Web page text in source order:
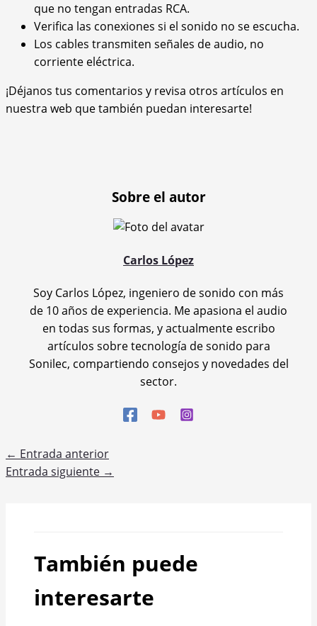
que no tengan entradas RCA.
Verifica las conexiones si el sonido no se escucha.
Los cables transmiten señales de audio, no
corriente eléctrica.
¡Déjanos tus comentarios y revisa otros artículos en
nuestra web que también puedan interesarte!
Sobre el autor
Carlos López
Soy Carlos López, ingeniero de sonido con más
de 10 años de experiencia. Me apasiona el audio
en todas sus formas, y actualmente escribo
artículos sobre tecnología de sonido para
Sonilec, compartiendo consejos y novedades del
sector.
← Entrada anterior
Entrada siguiente →
También puede
interesarte